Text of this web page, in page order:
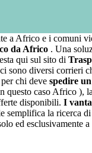
a Africo e i comuni
da Africo . Una
qui sul sito di
sono diversi corrieri
chi deve spedire
caso Africo ),
disponibili. I
la ricerca
ed